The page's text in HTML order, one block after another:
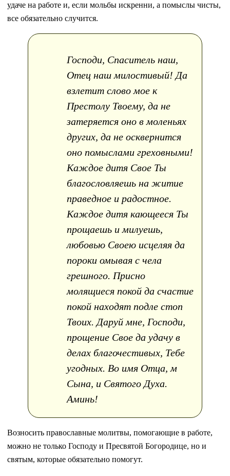
удаче на работе и, если мольбы искренни, а помыслы чисты,
все обязательно случится.
Господи, Спаситель наш,
Отец наш милостивый! Да
взлетит слово мое к
Престолу Твоему, да не
затеряется оно в моленьях
других, да не осквернится
оно помыслами греховными!
Каждое дитя Свое Ты
благословляешь на житие
праведное и радостное.
Каждое дитя кающееся Ты
прощаешь и милуешь,
любовью Своею исцеляя да
пороки омывая с чела
грешного. Присно
молящиеся покой да счастие
покой находят подле стоп
Твоих. Даруй мне, Господи,
прощение Свое да удачу в
делах благочестивых, Тебе
угодных. Во имя Отца, м
Сына, и Святого Духа.
Аминь!
Возносить православные молитвы, помогающие в работе,
можно не только Господу и Пресвятой Богородице, но и
святым, которые обязательно помогут.